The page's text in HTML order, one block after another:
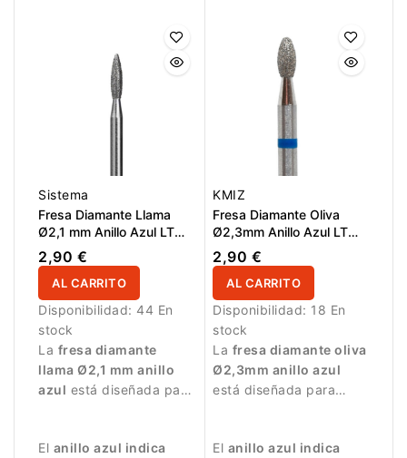
Sistema
Fresa Diamante Llama
Ø2,1 mm Anillo Azul LT
8,0 mm
2,90 €
AL CARRITO
Disponibilidad: 44 En
stock
La fresa diamante
llama Ø2,1 mm anillo
azul está diseñada para
El anillo azul indica
KMIZ
Fresa Diamante Oliva
Ø2,3mm Anillo Azul LT
5,0mm
2,90 €
AL CARRITO
Disponibilidad: 18 En
stock
La fresa diamante oliva
Ø2,3mm anillo azul
está diseñada para
El anillo azul indica